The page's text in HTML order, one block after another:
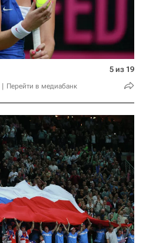
Перейти в медиабанк
5 из 19